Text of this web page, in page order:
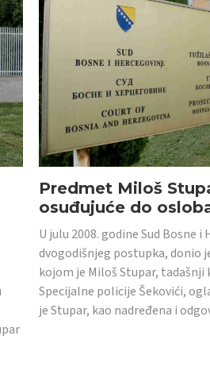
Predmet Miloš
osuđujuće do
U julu 2008. godine Sud Bosne
dvogodišnjeg postupka, donio
kojom je Miloš Stupar,
Specijalne policije Šekovići,
je Stupar, kao nadređena i